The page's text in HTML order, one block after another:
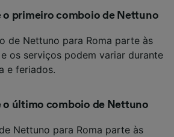
o primeiro comboio de Nettuno
de Nettuno para Roma parte às
os serviços podem variar durante
e feriados.
o último comboio de Nettuno
Nettuno para Roma parte às